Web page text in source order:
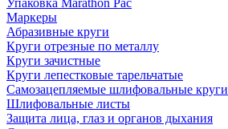
Упаковка Marathon Pac
Маркеры
Абразивные круги
Круги отрезные по металлу
Круги зачистные
Круги лепестковые тарельчатые
Самозацепляемые шлифовальные круги
Шлифовальные листы
Защита лица, глаз и органов дыхания